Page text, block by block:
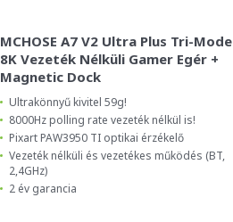
MCHOSE A7 V2 Ultra Plus Tri-Mode
8K Vezeték Nélküli Gamer Egér +
Magnetic Dock
Ultrakönnyű kivitel 59g!
8000Hz polling rate vezeték nélkül is!
Pixart PAW3950 TI optikai érzékelő
Vezeték nélküli és vezetékes működés (BT,
2,4GHz)
2 év garancia